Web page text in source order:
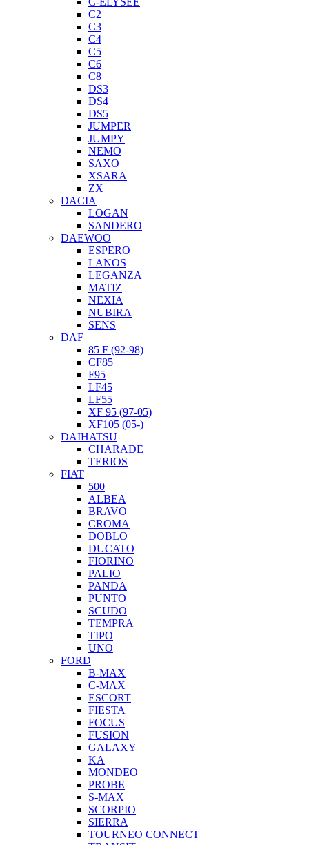
C2
C3
C4
C5
C6
C8
DS3
DS4
DS5
JUMPER
JUMPY
NEMO
SAXO
XSARA
ZX
DACIA
LOGAN
SANDERO
DAEWOO
ESPERO
LANOS
LEGANZA
MATIZ
NEXIA
NUBIRA
SENS
DAF
85 F (92-98)
CF85
F95
LF45
LF55
XF 95 (97-05)
XF105 (05-)
DAIHATSU
CHARADE
TERIOS
FIAT
500
ALBEA
BRAVO
CROMA
DOBLO
DUCATO
FIORINO
PALIO
PANDA
PUNTO
SCUDO
TEMPRA
TIPO
UNO
FORD
B-MAX
C-MAX
ESCORT
FIESTA
FOCUS
FUSION
GALAXY
KA
MONDEO
PROBE
S-MAX
SCORPIO
SIERRA
TOURNEO CONNECT